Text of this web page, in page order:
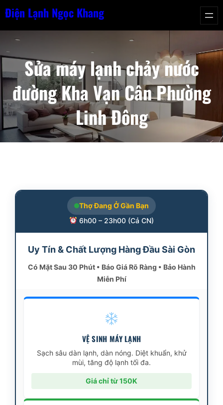
Chuyển
nội
Điện Lạnh Ngọc Khang
Sửa máy lạnh chảy nước
đường Kha Vạn Cân Phường
Linh Đông
Thợ Đang Ở Gần Bạn
6h00 – 23h00 (Cả CN)
Uy Tín & Chất Lượng Hàng Đầu Sài Gòn
Có Mặt Sau 30 Phút • Báo Giá Rõ Ràng • Bảo Hành
Miễn Phí
VỆ SINH MÁY LẠNH
Sạch sâu dàn lạnh, dàn nóng. Diệt khuẩn, khử
mùi, tăng độ lạnh tối đa.
Giá chỉ từ 150K